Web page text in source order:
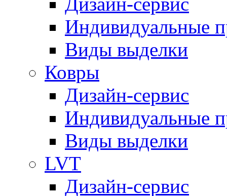
Индивидуальные
Виды выделки
Ковры
Дизайн-сервис
Индивидуальные
Виды выделки
LVT
Дизайн-сервис